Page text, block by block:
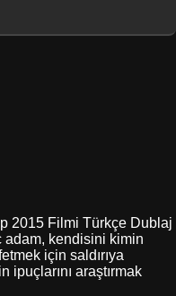
2015 Filmi Türkçe Dublaj
adam, kendisini kimin
için saldırıya
ipuçlarını araştırmak